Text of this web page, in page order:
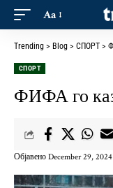
Aa
Trending > Blog > СПОРТ >
СПОРТ
ФИФА го
Објавено December 29,